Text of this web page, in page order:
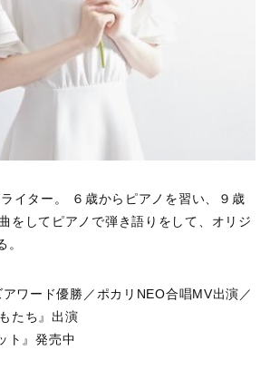
イター。 ６歳からピアノを習い、９歳
をしてピアノで弾き語りをして、オリジ
ワード優勝／ポカリNEO合唱MV出演／
たち』出演
ト』発売中